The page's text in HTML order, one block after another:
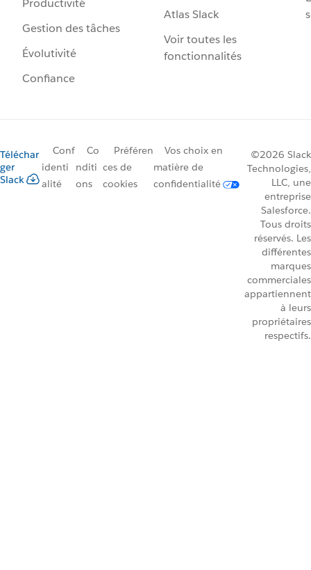
Productivité
Gestion des tâches
Évolutivité
Confiance
Atlas Slack
Voir toutes les
fonctionnalités
Téléchar
ger
Slack
Conf
identi
alité
Co
nditi
ons
Préféren
ces de
cookies
Vos choix en
matière de
confidentialité
©2026 Slack
Technologies,
LLC, une
entreprise
Salesforce.
Tous droits
réservés. Les
différentes
marques
commerciales
appartiennent
à leurs
propriétaires
respectifs.